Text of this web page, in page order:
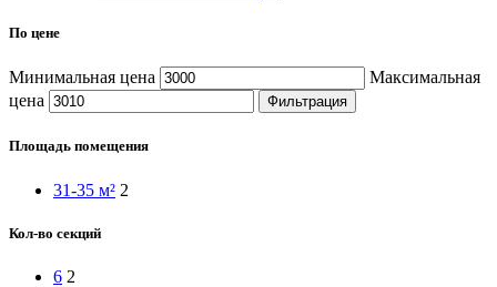
По цене
Минимальная цена
Максимальная
цена
Фильтрация
Площадь помещения
31-35 м² 2
Кол-во секций
6 2